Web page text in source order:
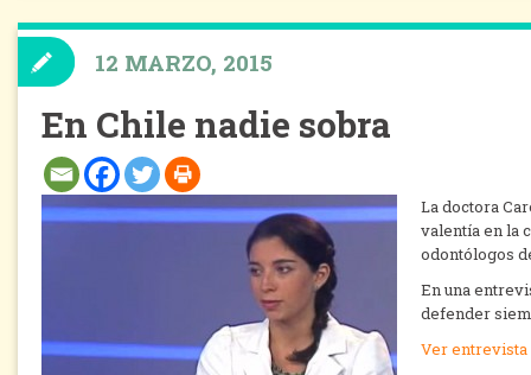
En Chile nadie sobra
La doctora
valentía en la
odontólogos
En una
defender
Ver entrevista
12 MARZO, 2015